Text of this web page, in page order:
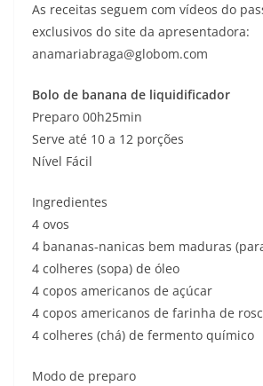
As receitas seguem com vídeos do
exclusivos do site da apresentadora:
anamariabraga@globom.com
Bolo de banana de liquidificador
Preparo 00h25min
Serve até 10 a 12 porções
Nível Fácil
Ingredientes
4 ovos
4 bananas-nanicas bem maduras
4 colheres (sopa) de óleo
4 copos americanos de açúcar
4 copos americanos de farinha de
4 colheres (chá) de fermento químico
Modo de preparo